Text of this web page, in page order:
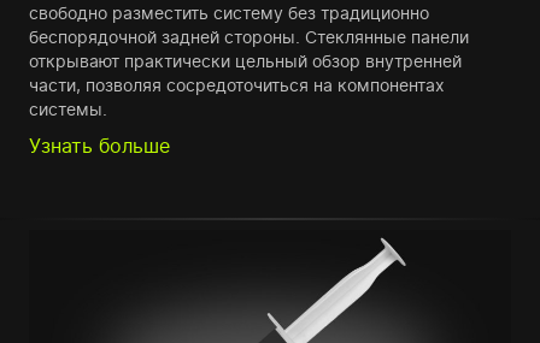
свободно разместить систему без традиционно
беспорядочной задней стороны. Стеклянные панели
открывают практически цельный обзор внутренней
части, позволяя сосредоточиться на компонентах
системы.
Узнать больше